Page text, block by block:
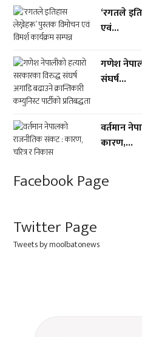
‘रगतले
एवं...
गणेश
संघर्ष...
वर्तमान
कारण,...
Facebook Page
Twitter Page
Tweets by moolbatonews